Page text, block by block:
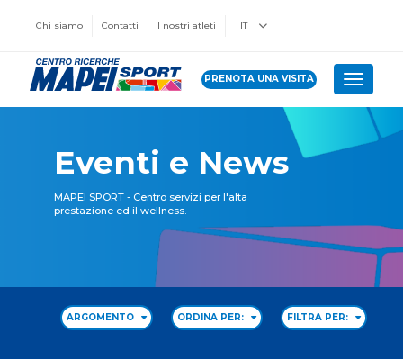
Chi siamo Contatti I nostri atleti IT
PRENOTA UNA VISITA Toggle
Eventi e News
MAPEI SPORT - Centro servizi per l'alta
prestazione ed il wellness.
ARGOMENTO ORDINA PER: FILTRA PER: